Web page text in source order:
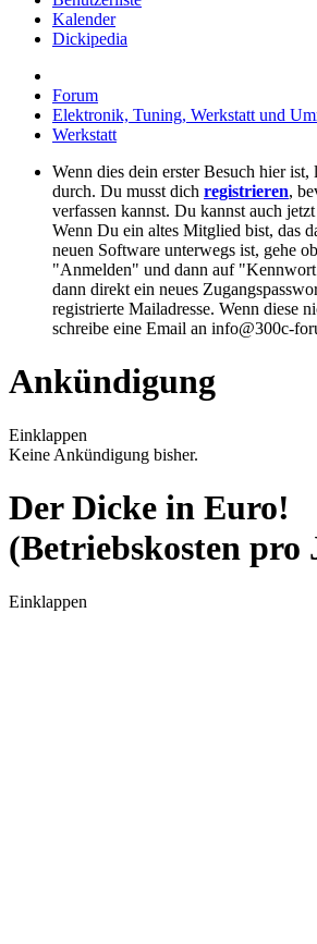
Kalender
Dickipedia
Forum
Elektronik, Tuning, Werkstatt und
Werkstatt
Wenn dies dein erster Besuch hier
durch. Du musst dich registrieren,
verfassen kannst. Du kannst auch
Wenn Du ein altes Mitglied bist, das
neuen Software unterwegs ist, gehe
"Anmelden" und dann auf
dann direkt ein neues
registrierte Mailadresse. Wenn diese
schreibe eine Email an info@300c-
Ankündigung
Einklappen
Keine Ankündigung bisher.
Der Dicke in Euro!
(Betriebskosten pro
Einklappen